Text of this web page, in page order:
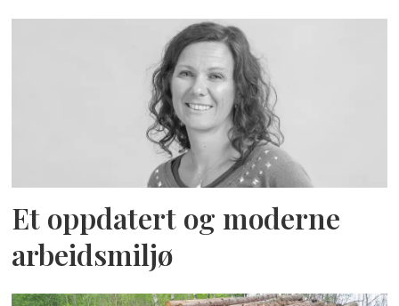
Et oppdatert og moderne
arbeidsmiljø